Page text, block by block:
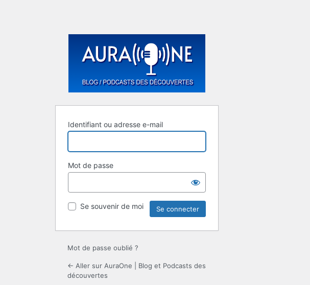
Identifiant ou adresse e-mail
Mot de passe
Se souvenir de moi
Mot de passe oublié ?
← Aller sur AuraOne | Blog et Podcasts des
découvertes